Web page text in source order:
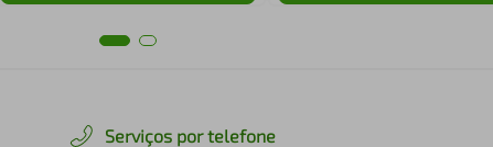
Serviços por telefone